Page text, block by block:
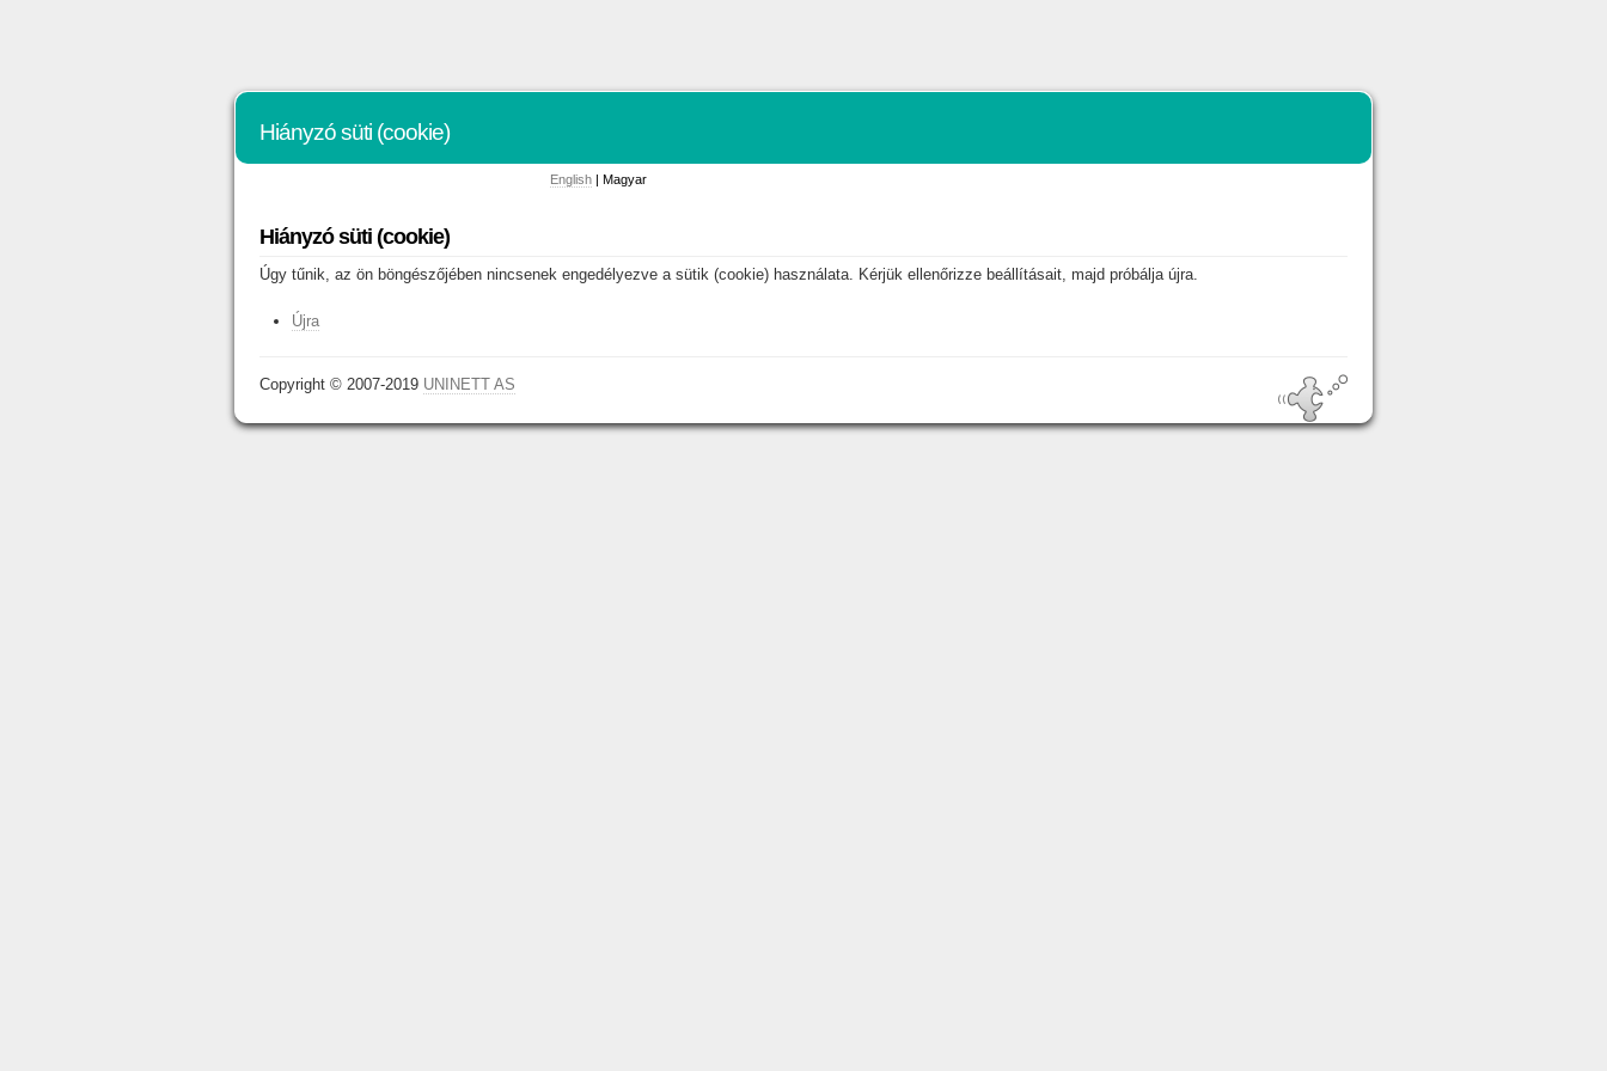
Hiányzó süti (cookie)
English| Magyar
Hiányzó süti (cookie)
Úgy tűnik, az ön böngészőjében nincsenek engedélyezve a sütik (cookie) használata. Kérjük ellenőrizze beállításait, majd próbálja újra.
Újra
Copyright © 2007-2019 UNINETT AS